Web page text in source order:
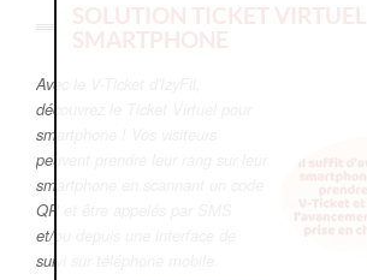
SOLUTION TICKET VIRTUEL
SMARTPHONE
Avec le V-Ticket d'IzyFil,
découvrez le Ticket Virtuel pour
smartphone ! Vos visiteurs
peuvent prendre leur rang sur leur
smartphone en scannant un code
QR et être appelés par SMS
et/ou depuis une interface de
suivi sur téléphone mobile.